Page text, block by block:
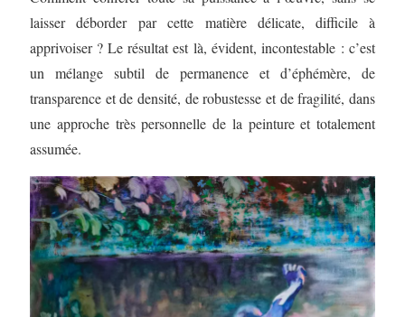
laisser déborder par cette matière délicate, difficile à
apprivoiser ? Le résultat est là, évident, incontestable : c’est
un mélange subtil de permanence et d’éphémère, de
transparence et de densité, de robustesse et de fragilité, dans
une approche très personnelle de la peinture et totalement
assumée.